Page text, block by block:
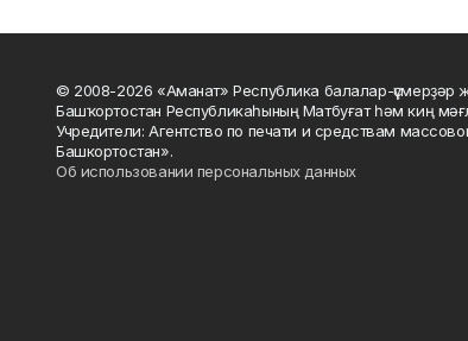
© 2008-2026 «Аманат» Республика балалар-
Башҡортостан Республикаһының Матбуғат һәм киң
Учредители: Агентство по печати и средствам
Башкортостан».
Об использовании персональных данных